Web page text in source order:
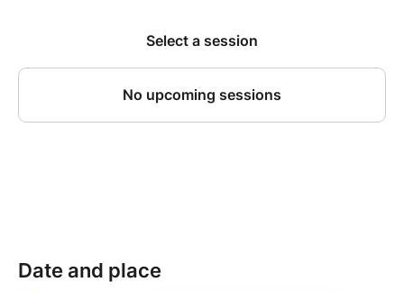
chronométré imposé par le tirage au sort, Yves et
déconcertante : relier ces 15 fragments pour
construire une seule et grande histoire continue. Loin
de subir la contrainte, ces deux as de la scène s'en
déclenchent des vagues de rires à chaque nouvelle
Date and place